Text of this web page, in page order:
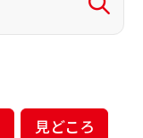
見どころ